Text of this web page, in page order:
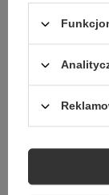
jest